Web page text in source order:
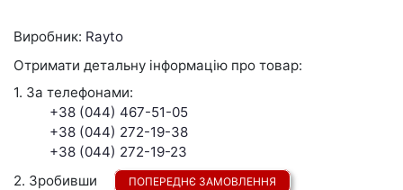
Виробник: Rayto
Отримати детальну інформацію про товар:
1. За телефонами:
+38 (044) 467-51-05
+38 (044) 272-19-38
+38 (044) 272-19-23
2. Зробивши
ПОПЕРЕДНЄ ЗАМОВЛЕННЯ